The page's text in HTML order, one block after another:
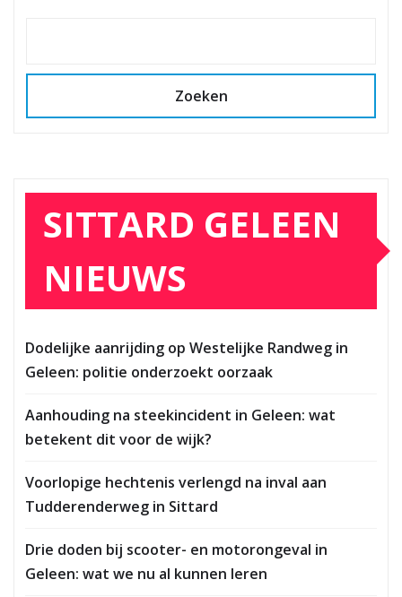
Zoeken
SITTARD GELEEN
NIEUWS
Dodelijke aanrijding op Westelijke Randweg in
Geleen: politie onderzoekt oorzaak
Aanhouding na steekincident in Geleen: wat
betekent dit voor de wijk?
Voorlopige hechtenis verlengd na inval aan
Tudderenderweg in Sittard
Drie doden bij scooter- en motorongeval in
Geleen: wat we nu al kunnen leren